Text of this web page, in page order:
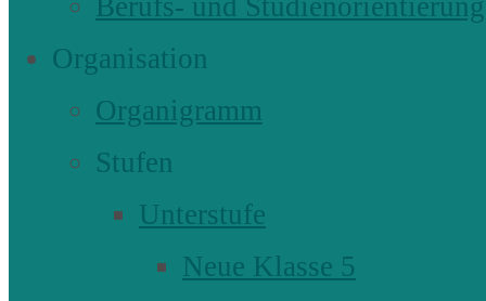
Berufs- und Studienorientierung
Organisation
Organigramm
Stufen
Unterstufe
Neue Klasse 5